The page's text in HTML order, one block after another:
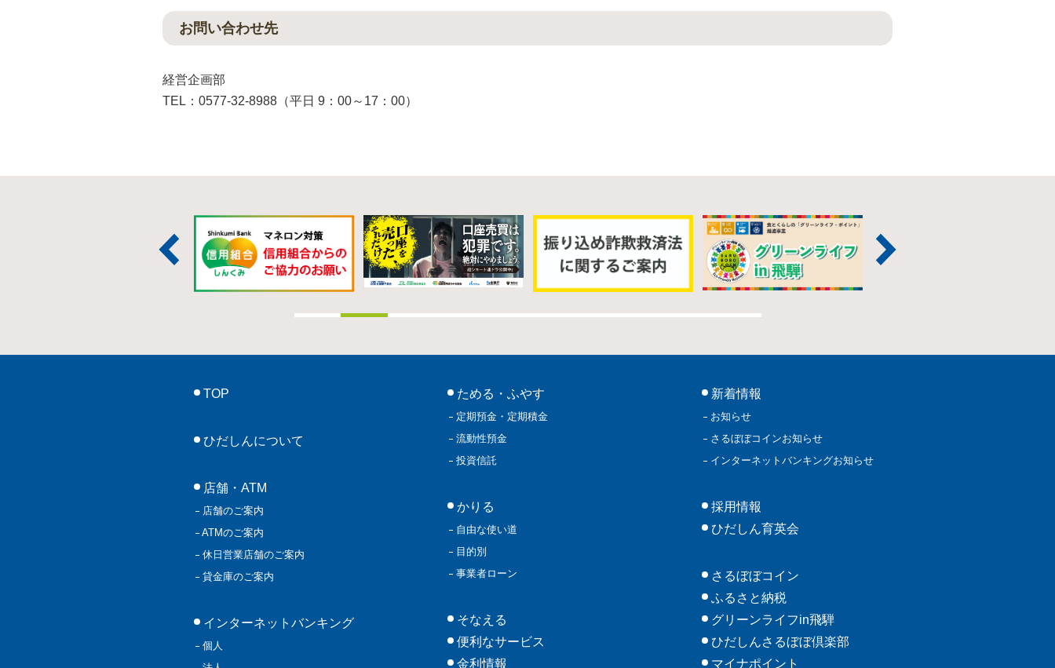
お問い合わせ先
経営企画部
TEL：0577-32-8988（平日 9：00～17：00）
TOP
ひだしんについて
店舗・ATM
店舗のご案内
ATMのご案内
休日営業店舗のご案内
貸金庫のご案内
インターネットバンキング
個人
ためる・ふやす
定期預金・定期積金
流動性預金
投資信託
かりる
自由な使い道
目的別
事業者ローン
そなえる
便利なサービス
金利情報
新着情報
お知らせ
さるぼぼコインお知らせ
インターネットバンキングお知らせ
採用情報
ひだしん育英会
さるぼぼコイン
ふるさと納税
グリーンライフin飛騨
ひだしんさるぼぼ倶楽部
マイナポイント